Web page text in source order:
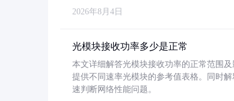
2026年8月4日
光模块接收功率多少是正常
本文详细解答光模块接收功率的正常范围
提供不同速率光模块的参考值表格。同时
速判断网络性能问题。